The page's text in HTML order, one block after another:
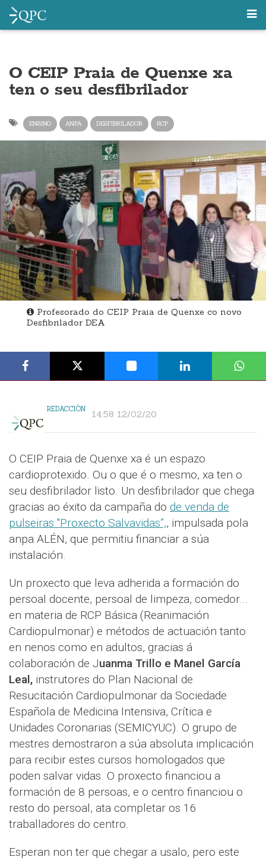
O CEIP Praia de Quenxe xa
ten o seu desfibrilador
ENSINO ANPA DESFIBRILADOR RCP
Profesorado do CEIP Praia de Quenxe co novo
Desfibrilador DEA
REDACCIÓN 14:58 12/02/20
O CEIP Praia de Quenxe xa é un espazo
cardioprotexido. Ou o que é o mesmo, xa ten o
seu desfibrilador listo. Un desfibrilador que chega
gracias ao éxito da campaña do de venda de
pulseiras "Proxecto Salvavidas”,, impulsada pola
anpa ALÉN, que permitiu financiar a súa
instalación.
Un proxecto que leva adherida a formación do
persoal docente, persoal de limpeza, comedor...
en materia de RCP Básica (Reanimación
Cardiopulmonar) e métodos de actuación tanto
en nenos como en adultos, gracias á
colaboración de Juanma Trillo e Manel García
Leal, instrutores do Plan Nacional de
Resucitación Cardiopulmonar da Sociedade
Española de Medicina Intensiva, Crítica e
Unidades Coronarias (SEMICYUC). O grupo de
mestres demostraron a súa absoluta implicación
para recibir estes cursos homologados que
poden salvar vidas. O proxecto financiou a
formación de 8 persoas, e o centro financiou o
resto do persoal, ata completar os 16
traballadores do centro.
Esperan non ter que chegar a usalo, pero este